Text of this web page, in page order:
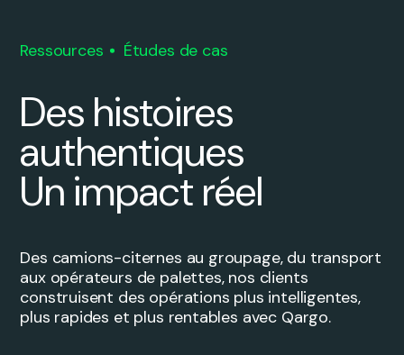
Ressources Études de cas
Des histoires
authentiques
Un impact réel
Des camions-citernes au groupage, du transport
aux opérateurs de palettes, nos clients
construisent des opérations plus intelligentes,
plus rapides et plus rentables avec Qargo.